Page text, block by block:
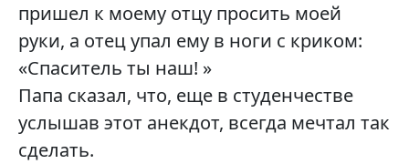
пришел к моему отцу просить моей
руки, а отец упал ему в ноги с криком:
«Спаситель ты наш! »
Папа сказал, что, еще в студенчестве
услышав этот анекдот, всегда мечтал так
сделать.